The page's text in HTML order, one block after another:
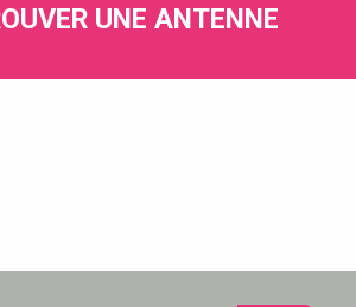
UNE ANTENNE